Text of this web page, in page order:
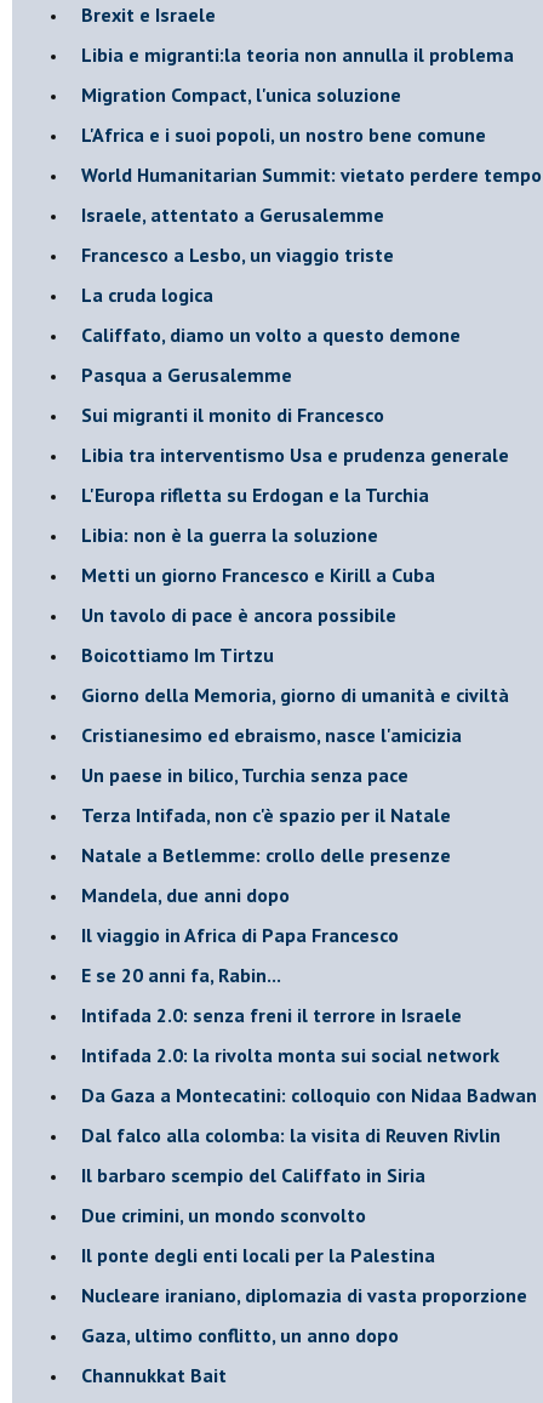
Brexit e Israele
Libia e migranti:la teoria non annulla il problema
Migration Compact, l'unica soluzione
L'Africa e i suoi popoli, un nostro bene comune
World Humanitarian Summit: vietato perdere tempo
Israele, attentato a Gerusalemme
Francesco a Lesbo, un viaggio triste
La cruda logica
Califfato, diamo un volto a questo demone
Pasqua a Gerusalemme
Sui migranti il monito di Francesco
Libia tra interventismo Usa e prudenza generale
L'Europa rifletta su Erdogan e la Turchia
Libia: non è la guerra la soluzione
Metti un giorno Francesco e Kirill a Cuba
Un tavolo di pace è ancora possibile
Boicottiamo Im Tirtzu
Giorno della Memoria, giorno di umanità e civiltà
Cristianesimo ed ebraismo, nasce l'amicizia
Un paese in bilico, Turchia senza pace
Terza Intifada, non c'è spazio per il Natale
Natale a Betlemme: crollo delle presenze
Mandela, due anni dopo
Il viaggio in Africa di Papa Francesco
E se 20 anni fa, Rabin...
Intifada 2.0: senza freni il terrore in Israele
Intifada 2.0: la rivolta monta sui social network
Da Gaza a Montecatini: colloquio con Nidaa Badwan
Dal falco alla colomba: la visita di Reuven Rivlin
Il barbaro scempio del Califfato in Siria
Due crimini, un mondo sconvolto
Il ponte degli enti locali per la Palestina
Nucleare iraniano, diplomazia di vasta proporzione
Gaza, ultimo conflitto, un anno dopo
Channukkat Bait